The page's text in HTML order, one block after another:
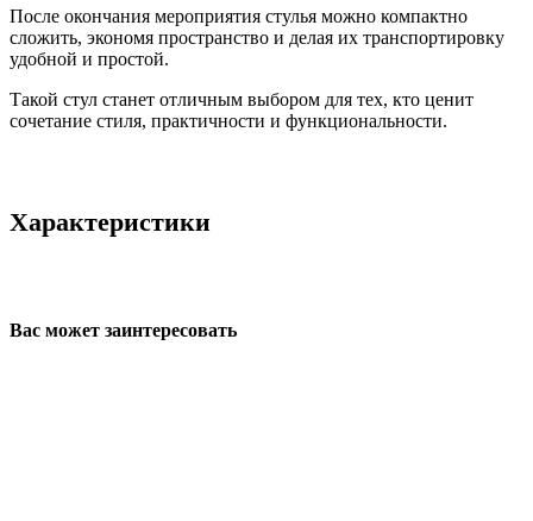
После окончания мероприятия стулья можно компактно
сложить, экономя пространство и делая их транспортировку
удобной и простой.
Такой стул станет отличным выбором для тех, кто ценит
сочетание стиля, практичности и функциональности.
Характеристики
Вас может заинтересовать